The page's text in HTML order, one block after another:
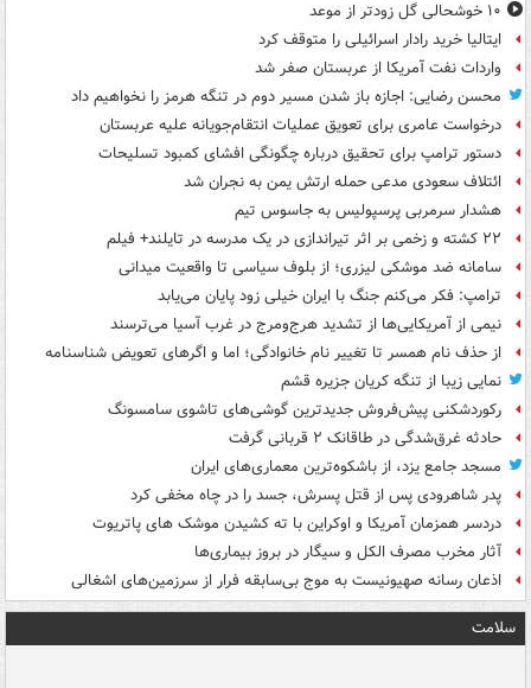
۱۰ خوشحالی گل زودتر از موعد
ایتالیا خرید رادار اسرائیلی را متوقف کرد
واردات نفت آمریکا از عربستان صفر شد
محسن رضایی: اجازه باز شدن مسیر دوم در تنگه هرمز را نخواهیم داد
درخواست عامری برای تعویق عملیات انتقام‌جویانه علیه عربستان
دستور ترامپ برای تحقیق درباره چگونگی افشای کمبود تسلیحات
ائتلاف سعودی مدعی حمله ارتش یمن به نجران شد
هشدار سرمربی پرسپولیس به جاسوس تیم
۲۲ کشته و زخمی بر اثر تیراندازی در یک مدرسه در تایلند+ فیلم
سامانه ضد موشکی لیزری؛ از بلوف سیاسی تا واقعیت میدانی
ترامپ: فکر می‌کنم جنگ با ایران خیلی زود پایان می‌یابد
نیمی از آمریکایی‌ها از تشدید هرج‌ومرج در غرب آسیا می‌ترسند
از حذف نام همسر تا تغییر نام خانوادگی؛ اما و اگرهای تعویض شناسنامه
نمایی زیبا از تنگه کریان جزیره قشم
رکوردشکنی پیش‌فروش جدیدترین گوشی‌های تاشوی سامسونگ
حادثه غرق‌شدگی در طاقانک ۲ قربانی گرفت
مسجد جامع یزد، از باشکوه‌ترین معماری‌های ایران
پدر شاهرودی پس از قتل پسرش، جسد را در چاه مخفی کرد
دردسر همزمان آمریکا و اوکراین با ته کشیدن موشک های پاتریوت
آثار مخرب مصرف الکل و سیگار در بروز بیماری‌ها
اذعان رسانه صهیونیست به موج بی‌سابقه فرار از سرزمین‌های اشغالی
سلامت